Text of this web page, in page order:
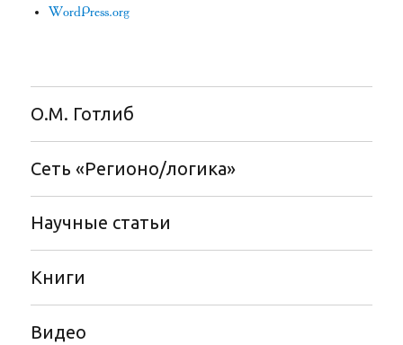
WordPress.org
О.М. Готлиб
Сеть «Регионо/логика»
Научные статьи
Книги
Видео